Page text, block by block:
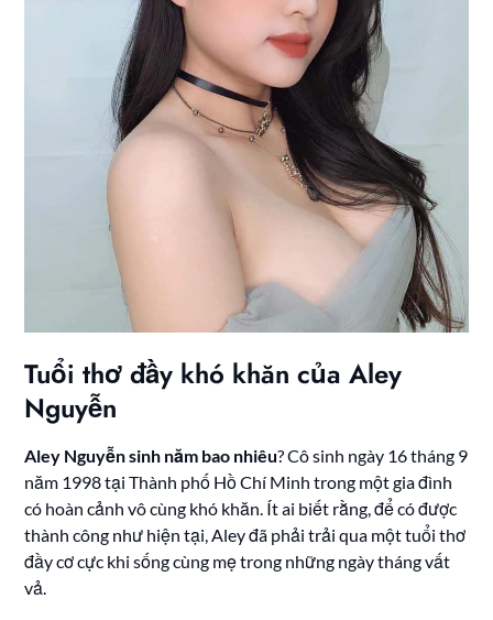
Tuổi thơ đầy khó khăn của Aley
Nguyễn
Aley Nguyễn sinh năm bao nhiêu? Cô sinh ngày 16 tháng 9
năm 1998 tại Thành phố Hồ Chí Minh trong một gia đình
có hoàn cảnh vô cùng khó khăn. Ít ai biết rằng, để có được
thành công như hiện tại, Aley đã phải trải qua một tuổi thơ
đầy cơ cực khi sống cùng mẹ trong những ngày tháng vất
vả.